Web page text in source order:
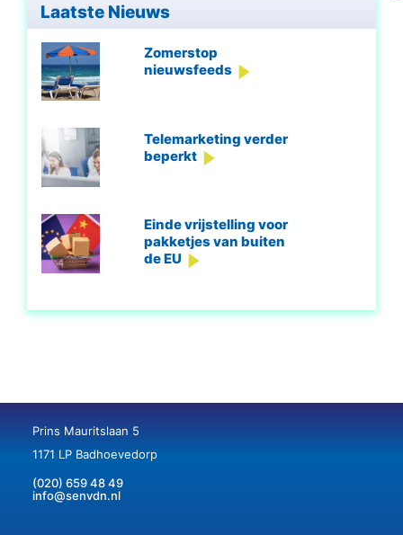
Laatste Nieuws
Zomerstop
nieuwsfeeds
Telemarketing verder
beperkt
Einde vrijstelling voor
pakketjes van buiten
de EU
Prins Mauritslaan 5
1171 LP Badhoevedorp
(020) 659 48 49
info@senvdn.nl